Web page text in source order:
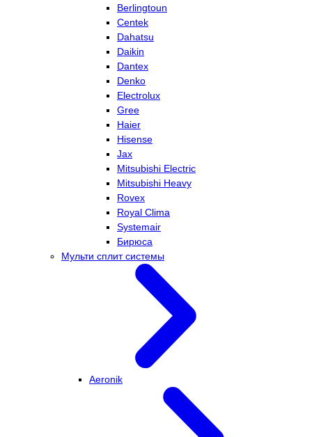
Berlingtoun
Centek
Dahatsu
Daikin
Dantex
Denko
Electrolux
Gree
Haier
Hisense
Jax
Mitsubishi Electric
Mitsubishi Heavy
Rovex
Royal Clima
Systemair
Бирюса
Мульти сплит системы
Aeronik